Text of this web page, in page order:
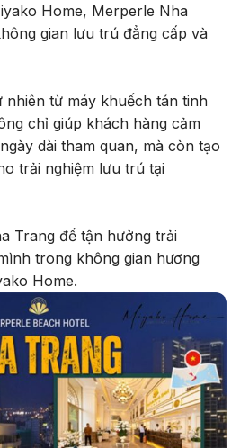
Home, Merperle Nha
gian lưu trú đẳng cấp và
nhiên từ máy khuếch tán tinh
chỉ giúp khách hàng cảm
dài tham quan, mà còn tạo
trải nghiệm lưu trú tại
Trang để tận hưởng trải
trong không gian hương
Home.